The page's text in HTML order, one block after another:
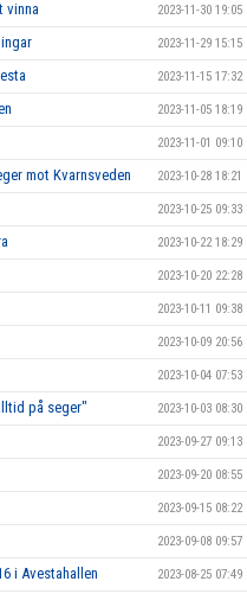
vinna 2023-11-30 19:05
2023-11-29 15:15
2023-11-15 17:32
2023-11-05 18:19
2023-11-01 09:10
mot Kvarnsveden 2023-10-28 18:21
2023-10-25 09:33
2023-10-22 18:29
2023-10-20 22:28
2023-10-11 09:38
2023-10-09 20:56
2023-10-04 07:53
på seger" 2023-10-03 08:30
2023-09-27 09:13
2023-09-20 08:55
2023-09-15 08:22
2023-09-08 09:57
i Avestahallen 2023-08-25 07:49